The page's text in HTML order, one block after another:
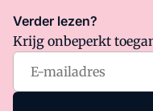
Management
Algemene
Verder lezen?
Krijg onbeperkt